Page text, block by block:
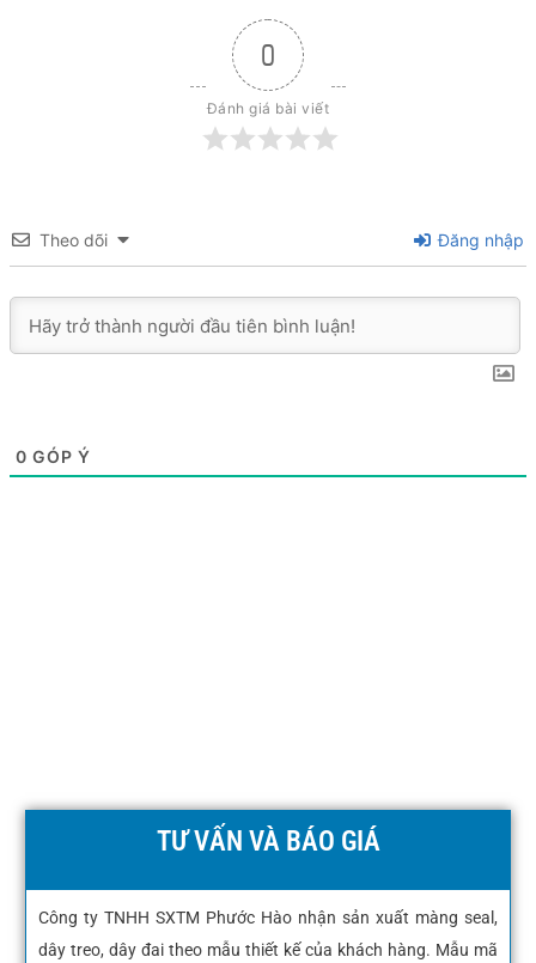
0
Đánh giá bài viết
Theo dõi Đăng nhập
0 GÓP Ý
TƯ VẤN VÀ BÁO GIÁ
Công ty TNHH SXTM Phước Hào nhận sản xuất màng seal,
dây treo, dây đai theo mẫu thiết kế của khách hàng. Mẫu mã